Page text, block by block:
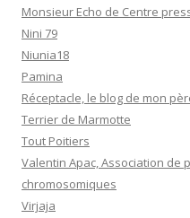
Monsieur Echo de Centre
Nini 79
Niunia18
Pamina
Réceptacle, le blog de mon
Terrier de Marmotte
Tout Poitiers
Valentin Apac, Association de
chromosomiques
Virjaja